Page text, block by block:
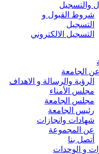
والتسجيل
شروط القبول و
التسجيل
التسجيل الالكتروني
الجامعة
الرؤية والرسالة و الاهداف
مجلس الأمناء
مجلس الجامعة
رئيس الجامعة
شهادات وانجازات
عن المجموعة
أتصل بنا
و الوحدات